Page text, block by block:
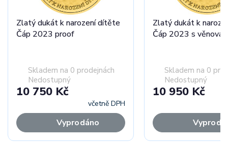
Zlatý dukát k narození dítěte
Čáp 2023 proof
Skladem na 0 prodejnách
Nedostupný
10 750 Kč
včetně DPH
Vyprodáno
Zlatý dukát k
Čáp 2023 s
Skladem na 0
Nedostupný
10 950 Kč